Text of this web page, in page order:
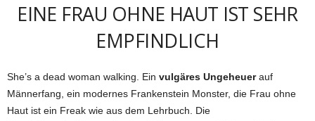
EINE FRAU OHNE HAUT IST SEHR
EMPFINDLICH
She’s a dead woman walking. Ein vulgäres Ungeheuerauf
Männerfang, ein modernes Frankenstein Monster, die Frau ohne
Haut ist ein Freak wie aus dem Lehrbuch. Die